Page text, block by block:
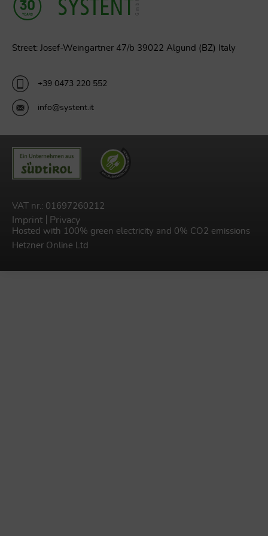
Street: Josef-Weingartner 47/b 39022 Algund (BZ) Italy
+39 0473 220 552
info@systent.it
VAT nr.: 01697260212
Imprint Privacy
Hosted with 100% green electricity and 0% CO2 emissions
Hetzner Online Ltd